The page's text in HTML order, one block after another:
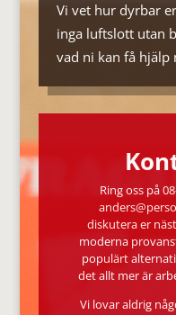
Vi vet hur dyrbar
inga luftslott utan
vad ni kan få hjälp
Ring oss på
diskutera er
moderna
populärt
det allt mer är
Vi lovar aldrig